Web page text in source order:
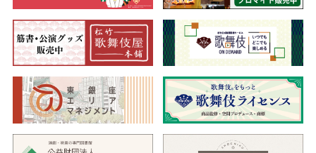
油屋の娘お染は、丁稚の久松と駆け落ちをします。待ち合わせ
場所に現れた久松。お染も駕籠で久松の元へ向かいますが、実は
駕籠屋はお染を連れ去ろうとする魂胆。ひと悶着ののち、お染は
なんとか抜け出します。
に、猿廻し夫婦が声をかけますが、虚ろなお光は男の方を久松と
見間違う始末。彼らの心配もよそにお光は正体もなく駆け去って
いきます。
いを真似て踊っているうち、足を踏み外して雲から落ちてしまい